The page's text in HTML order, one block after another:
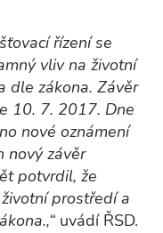
řízení se
vliv na životní
dle zákona. Závěr
10. 7. 2017. Dne
nové oznámení
nový závěr
potvrdil, že
prostředí a
uvádí ŘSD.